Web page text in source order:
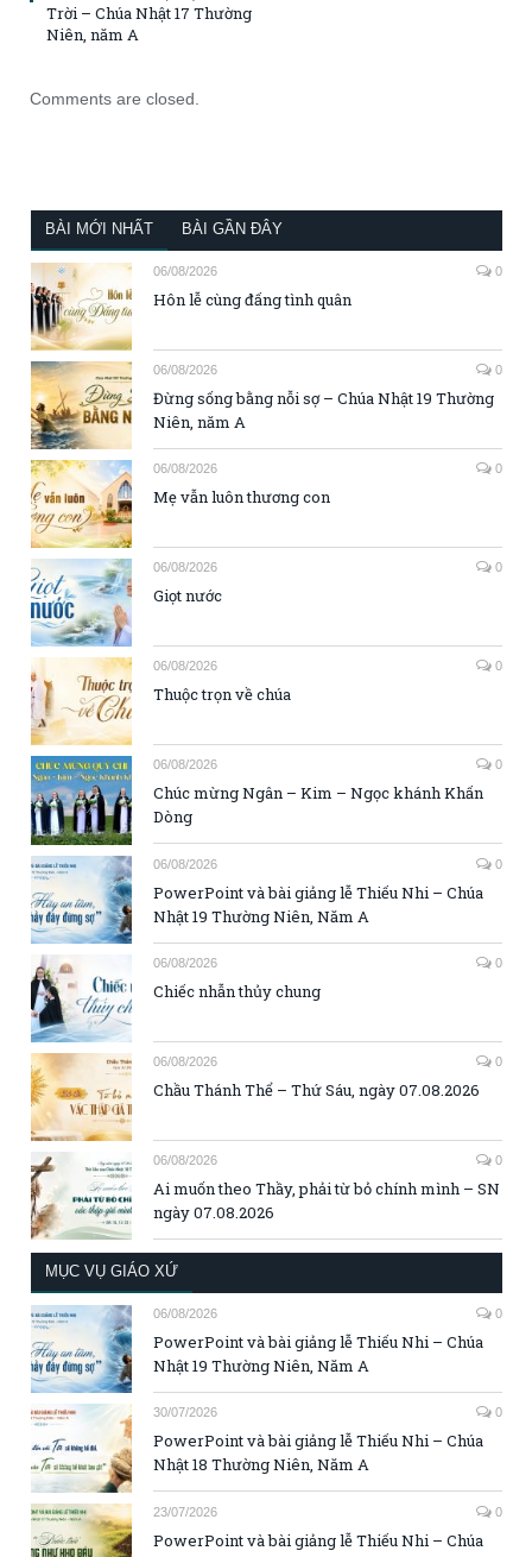
Trời – Chúa Nhật 17 Thường
Niên, năm A
Comments are closed.
BÀI MỚI NHẤT BÀI GẦN ĐÂY
06/08/2026 0
Hôn lễ cùng đấng tình quân
06/08/2026 0
Đừng sống bằng nỗi sợ – Chúa Nhật 19 Thường
Niên, năm A
06/08/2026 0
Mẹ vẫn luôn thương con
06/08/2026 0
Giọt nước
06/08/2026 0
Thuộc trọn về chúa
06/08/2026 0
Chúc mừng Ngân – Kim – Ngọc khánh Khấn
Dòng
06/08/2026 0
PowerPoint và bài giảng lễ Thiếu Nhi – Chúa
Nhật 19 Thường Niên, Năm A
06/08/2026 0
Chiếc nhẫn thủy chung
06/08/2026 0
Chầu Thánh Thể – Thứ Sáu, ngày 07.08.2026
06/08/2026 0
Ai muốn theo Thầy, phải từ bỏ chính mình – SN
ngày 07.08.2026
MỤC VỤ GIÁO XỨ
06/08/2026 0
PowerPoint và bài giảng lễ Thiếu Nhi – Chúa
Nhật 19 Thường Niên, Năm A
30/07/2026 0
PowerPoint và bài giảng lễ Thiếu Nhi – Chúa
Nhật 18 Thường Niên, Năm A
23/07/2026 0
PowerPoint và bài giảng lễ Thiếu Nhi – Chúa